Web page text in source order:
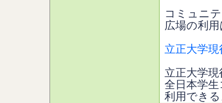
コミュニ
広場の利
立正大学
立正大学
全日本学
利用でき